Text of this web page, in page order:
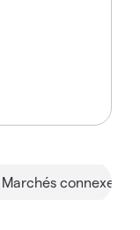
Marchés connexes